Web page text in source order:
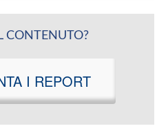
CONTENUTO?
I REPORT